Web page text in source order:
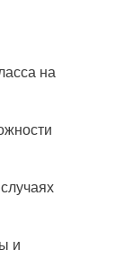
на
и